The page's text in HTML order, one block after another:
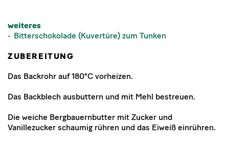
weiteres
Bitterschokolade (Kuvertüre) zum Tunken
ZUBEREITUNG
Das Backrohr auf 180°C vorheizen.
Das Backblech ausbuttern und mit Mehl bestreuen.
Die weiche Bergbauernbutter mit Zucker und
Vanillezucker schaumig rühren und das Eiweiß einrühren.